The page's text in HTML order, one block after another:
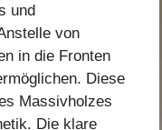
und
von
in die Fronten
Diese
Massivholzes
Die klare